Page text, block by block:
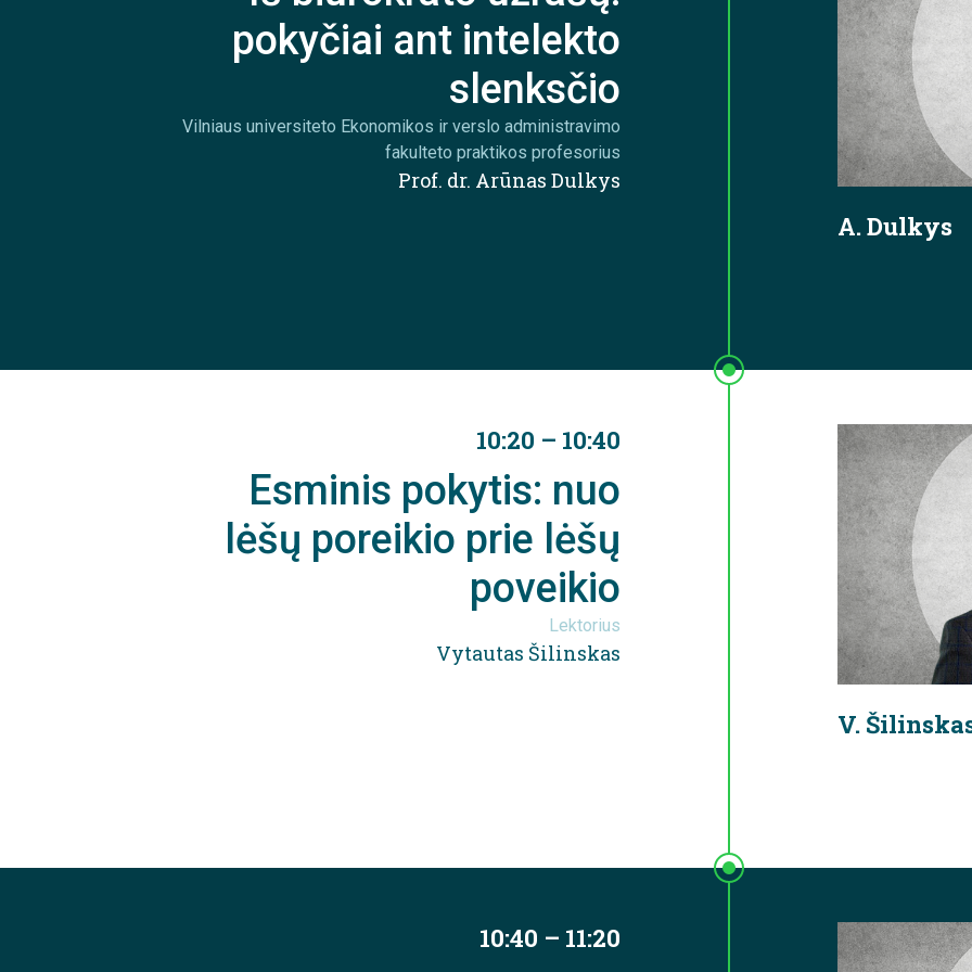
pokyčiai ant intelekto
slenksčio
Vilniaus universiteto Ekonomikos ir verslo administravimo
fakulteto praktikos profesorius
Prof. dr. Arūnas Dulkys
A. Dulkys
10:20 – 10:40
Esminis pokytis: nuo
lėšų poreikio prie lėšų
poveikio
Lektorius
Vytautas Šilinskas
V.
10:40 – 11:20